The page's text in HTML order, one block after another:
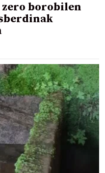
zero borobilen